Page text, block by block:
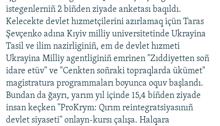
istegenlerniñ 2 biñden ziyade anketası baqıldı.
Kelecekte devlet hızmetçilerini azırlamaq içün Taras
Şevçenko adına Kıyiv milliy universitetinde Ukrayina
Tasil ve ilim nazirliginiñ, em de devlet hızmeti
Ukrayina Milliy agentliginiñ emrinen "Zıddiyetten soñ
idare etüv" ve "Cenkten soñraki topraqlarda ükümet"
magistratura programmaları boyunca oquv başlandı.
Bundan da ğayrı, yarım yıl içinde 15,4 biñden ziyade
insan keçken ''ProKrym: Qırım reintegratsiyasınıñ
devlet siyaseti'' onlayn-kursı çalışa. Halqara